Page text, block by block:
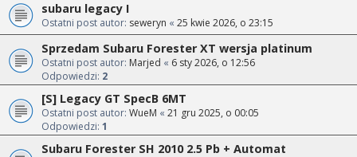
subaru legacy I
Ostatni post autor: seweryn « 25 kwie 2026, o 23:15
Sprzedam Subaru Forester XT wersja platinum
Ostatni post autor: Marjed « 6 sty 2026, o 12:56
Odpowiedzi: 2
[S] Legacy GT SpecB 6MT
Ostatni post autor: WueM « 21 gru 2025, o 00:05
Odpowiedzi: 1
Subaru Forester SH 2010 2.5 Pb + Automat